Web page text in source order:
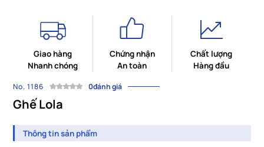
Giao hàng
Nhanh chóng
Chứng nhận
An toàn
Chất lượng
Hàng đầu
No. 1186 0đánh giá
Ghế Lola
Thông tin sản phẩm